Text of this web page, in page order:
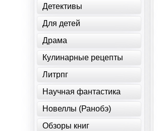
Детективы
Для детей
Драма
Кулинарные рецепты
Литрпг
Научная фантастика
Новеллы (Ранобэ)
Обзоры книг